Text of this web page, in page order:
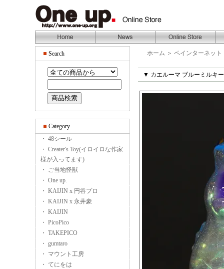
Search
Category
・ 48シール
・ Creater's Toy(イロイロな作家
様が入ってます)
・ ご当地怪獣
・ One up.
・ KAIJIN x 円谷プロ
・ KAIJIN x 永井豪
・ KAIJIN
・ PicoPico
・ TAKEPICO
・ gumtaro
・ マウント工房
・ てにをは
ホーム ＞ ペインターネット
▼ カエルーマ ブルーミルキー